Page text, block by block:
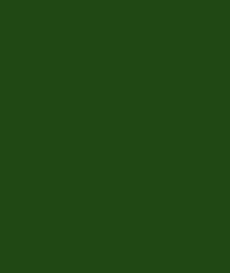
naar de bodem. Tetra
en planten. Controleer de